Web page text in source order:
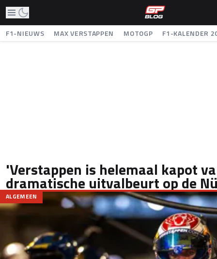
F1-NIEUWS MAX VERSTAPPEN MOTOGP F1-KALENDER
'Verstappen is helemaal kapot
dramatische uitvalbeurt op de
ALGEMEEN